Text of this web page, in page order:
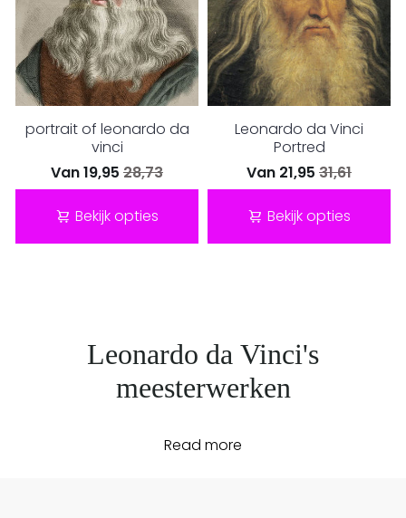
portrait of leonardo da
vinci
Van19,95 28,73
Bekijk opties
Leonardo da Vinci
Portred
Van 21,95 31,61
Bekijk opties
Leonardo da Vinci's
meesterwerken
Leonardo da Vinci was een van de grootste
Read